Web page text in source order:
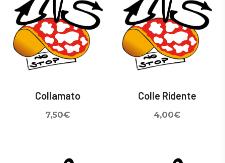
Collamato
7,50€
Colle Ridente
4,00€